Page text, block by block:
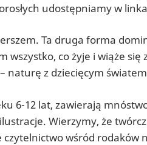
udostępniamy w
Ta druga forma
wszystko, co żyje i wiąże
naturę z dziecięcym
6-12 lat, zawierają
Wierzymy, że
czytelnictwo wśród rodaków